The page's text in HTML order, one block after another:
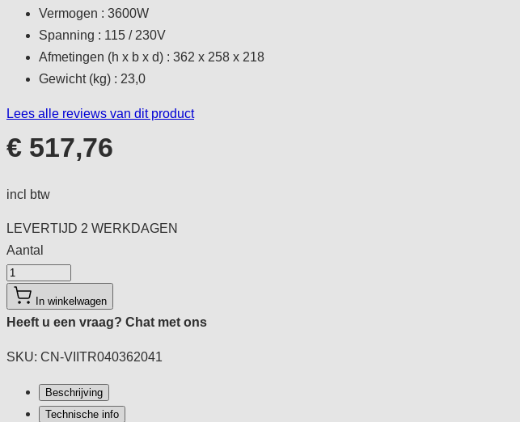
Vermogen : 3600W
Spanning : 115 / 230V
Afmetingen (h x b x d) : 362 x 258 x 218
Gewicht (kg) : 23,0
Lees alle reviews van dit product
€ 517,76
incl btw
LEVERTIJD 2 WERKDAGEN
Aantal
Aantal
In winkelwagen
Heeft u een vraag? Chat met ons
SKU: CN-VIITR040362041
Beschrijving
Technische info